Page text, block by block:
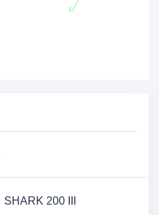
SHARK 200 III